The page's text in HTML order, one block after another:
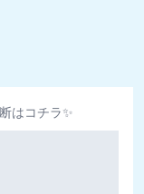
はコチラ✨